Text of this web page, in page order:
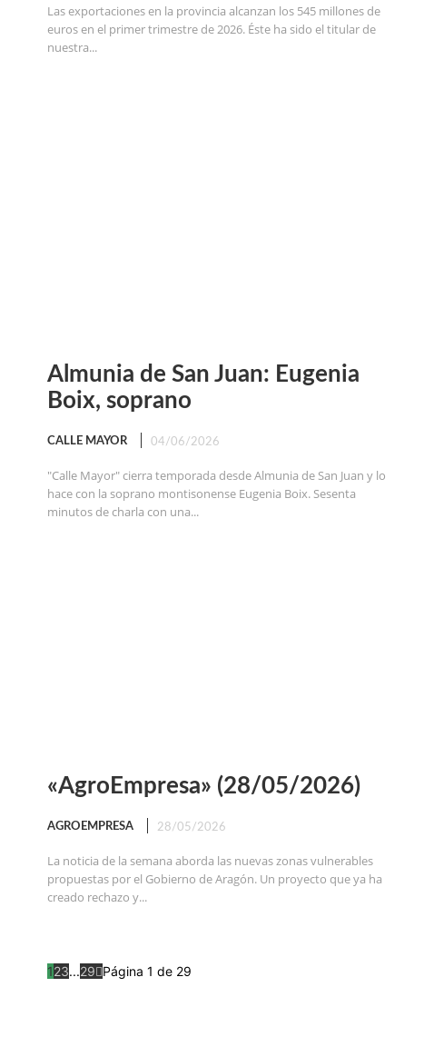
Las exportaciones en la provincia alcanzan los 545 millones de
euros en el primer trimestre de 2026. Éste ha sido el titular de
nuestra...
Almunia de San Juan: Eugenia
Boix, soprano
CALLE MAYOR 04/06/2026
"Calle Mayor" cierra temporada desde Almunia de San Juan y lo
hace con la soprano montisonense Eugenia Boix. Sesenta
minutos de charla con una...
«AgroEmpresa» (28/05/2026)
AGROEMPRESA 28/05/2026
La noticia de la semana aborda las nuevas zonas vulnerables
propuestas por el Gobierno de Aragón. Un proyecto que ya ha
creado rechazo y...
123...29 Página 1 de 29